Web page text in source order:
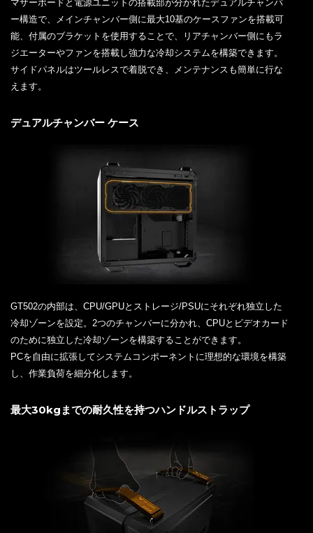
マザーボードと電源ユニットの搭載部が分かれたデュアルチャンバ
ー構造で、メインチャンバー側に最大10基のケースファンを搭載可
能、付属のブラケットを使用することで、リアチャンバー側にもラ
ジエーターやファンを搭載し強力な冷却システムを構築できます。
サイドパネルはツールレスで着脱でき、メンテナンスも簡単に行な
えます。
デュアルチャンバー ケース
GT502の内部は、CPU/GPUとストレージ/PSUにそれぞれ独立した
冷却ゾーンを設定。2つのチャンバーに分かれ、CPUとビデオカード
のために独立した冷却ゾーンを構築することができます。
PCを自由に拡張してシステムコンポーネントに理想的な環境を構築
し、作業負荷を細分化します。
最大30kgまでの耐久性を持つハンドルストラップ